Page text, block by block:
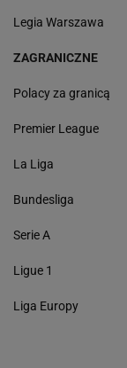
Legia Warszawa
ZAGRANICZNE
Polacy za granicą
Premier League
La Liga
Bundesliga
Serie A
Ligue 1
Liga Europy